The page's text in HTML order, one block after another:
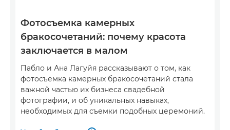
Фотосъемка камерных
бракосочетаний: почему красота
заключается в малом
Пабло и Ана Лагуйя рассказывают о том, как
фотосъемка камерных бракосочетаний стала
важной частью их бизнеса свадебной
фотографии, и об уникальных навыках,
необходимых для съемки подобных церемоний.